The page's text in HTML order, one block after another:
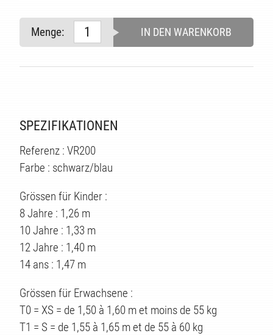
Menge: IN DEN WARENKORB
SPEZIFIKATIONEN
Referenz : VR200
Farbe : schwarz/blau
Grössen für Kinder :
8 Jahre : 1,26 m
10 Jahre : 1,33 m
12 Jahre : 1,40 m
14 ans : 1,47 m
Grössen für Erwachsene :
T0 = XS = de 1,50 à 1,60 m et moins de 55 kg
T1 = S = de 1,55 à 1,65 m et de 55 à 60 kg